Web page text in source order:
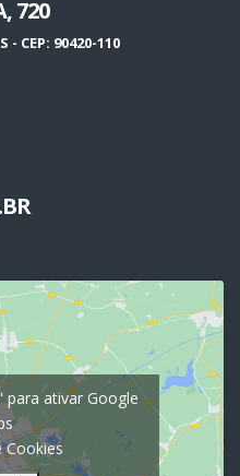
720
- CEP: 90420-110
para ativar Google
Cookies